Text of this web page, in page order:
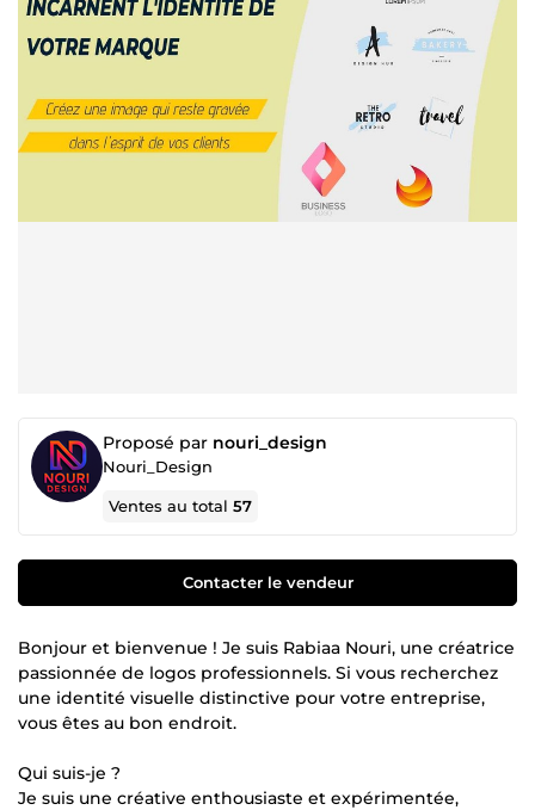
Proposé par nouri_design
Nouri_Design
Ventes au total57
Contacter le vendeur
Bonjour et bienvenue ! Je suis Rabiaa Nouri, une créatrice
passionnée de logos professionnels. Si vous recherchez
une identité visuelle distinctive pour votre entreprise,
vous êtes au bon endroit.
Qui suis-je ?
Je suis une créative enthousiaste et expérimentée,